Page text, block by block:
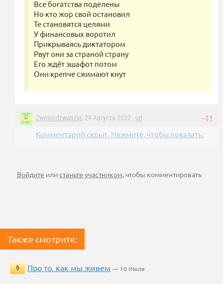
Все богатства поделены
Но кто жор свой остановил
Те становятся целями
У финансовых воротил
Прикрываясь диктатором
Рвут они за страной страну
Его ждёт эшафот потом
Они крепче сжимают кнут
-11
Zweiundzwanzig, 29 Августа 2022 , url
Комментарий скрыт. Нажмите, чтобы показать.
Войдите илистаньте участником, чтобы комментировать
Также смотрите:
6 Про то, как мы живем — 10 Июля